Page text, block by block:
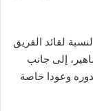
لقائد الفريق
إلى جانب
وعودا خاصة